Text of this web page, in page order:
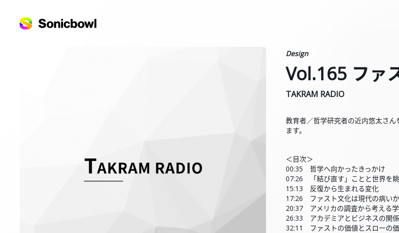
Design
Vol.165 ファ
TAKRAM RADIO
教育者／哲学研究者の近内悠太さ
ます。
＜目次＞
00:35 哲学へ向かったきっかけ
07:26 「結び直す」ことと世界を
15:13 反復から生まれる変化
17:26 ファスト文化は現代の病いか
20:37 アメリカの調査から考える
26:33 アカデミアとビジネスの関係
32:11 ファストの価値とスローの